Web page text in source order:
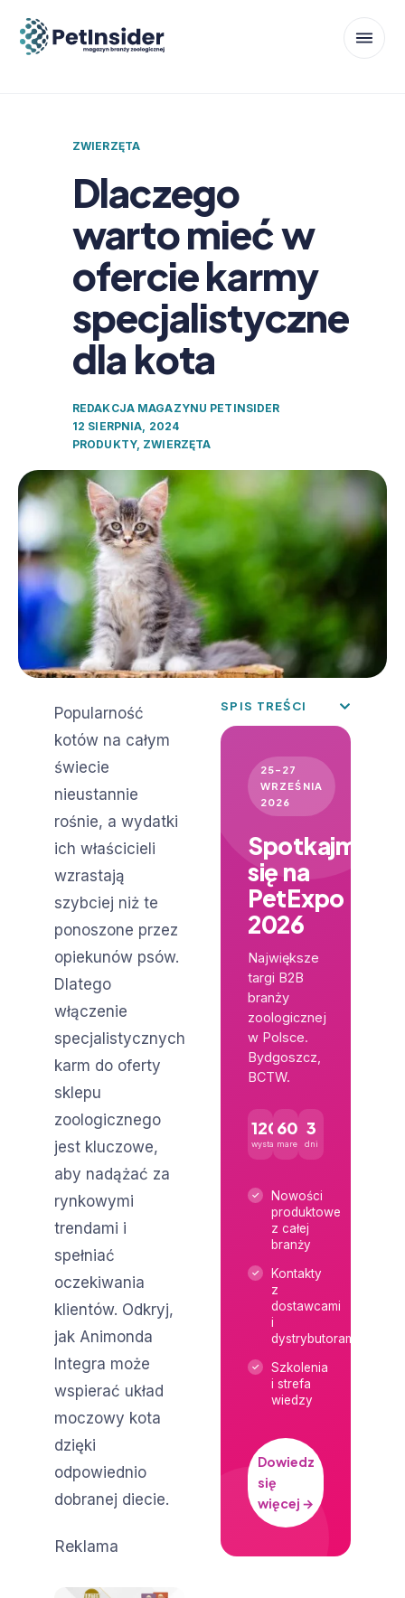
ZWIERZĘTA
Dlaczego
warto mieć w
ofercie karmy
specjalistyczne
dla kota
REDAKCJA MAGAZYNU PETINSIDER
12 SIERPNIA, 2024
PRODUKTY, ZWIERZĘTA
Popularność
kotów na całym
świecie
nieustannie
rośnie, a wydatki
ich właścicieli
wzrastają
szybciej niż te
ponoszone przez
opiekunów psów.
Dlatego
włączenie
specjalistycznych
karm do oferty
sklepu
zoologicznego
jest kluczowe,
aby nadążać za
rynkowymi
trendami i
spełniać
oczekiwania
klientów. Odkryj,
jak Animonda
Integra może
wspierać układ
moczowy kota
dzięki
odpowiednio
dobranej diecie.
Reklama
SPIS TREŚCI
25–27
WRZEŚNIA
2026
Spotkajmy
się na
PetExpo
2026
Największe
targi B2B
branży
zoologicznej
w Polsce.
Bydgoszcz,
BCTW.
120+
wystawców
600+
marek
3
dni
Nowości
produktowe
z całej
branży
Kontakty
z
dostawcami
i
dystrybutorami
Szkolenia
i strefa
wiedzy
Dowiedz
się
więcej →